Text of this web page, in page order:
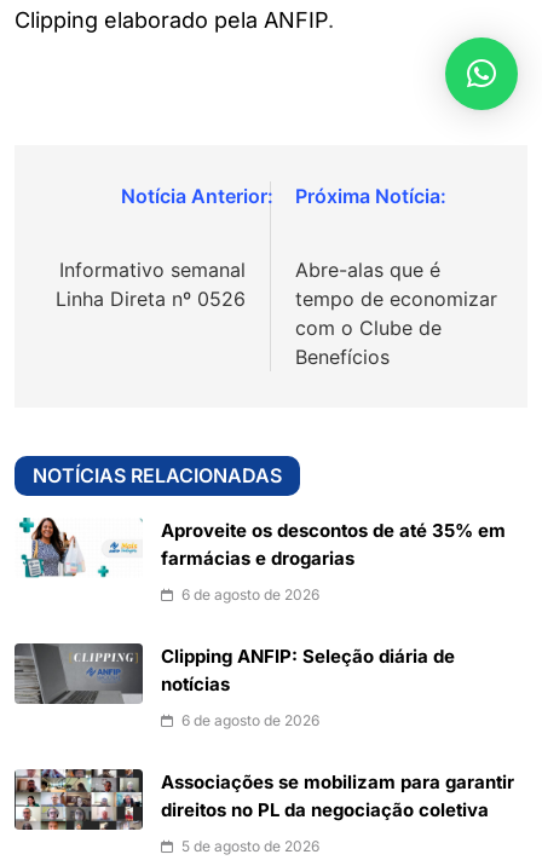
Clipping elaborado pela ANFIP.
Navegação
Post
Informativo semanal
Linha Direta nº 0526
Abre-alas que é
tempo de economizar
com o Clube de
Benefícios
NOTÍCIAS RELACIONADAS
Aproveite os descontos de até 35% em
farmácias e drogarias
6 de agosto de 2026
Clipping ANFIP: Seleção diária de
notícias
6 de agosto de 2026
Associações se mobilizam para garantir
direitos no PL da negociação coletiva
5 de agosto de 2026